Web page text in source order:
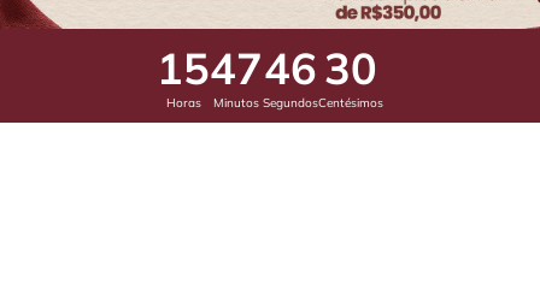
15
Horas
47
Minutos
45
Segundos
91
Centésimos